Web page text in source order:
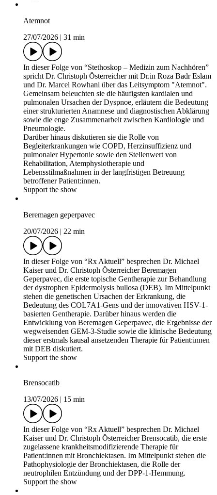
Atemnot
27/07/2026 | 31 min
In dieser Folge von “Stethoskop – Medizin zum Nachhören”
spricht Dr. Christoph Österreicher mit Dr.in Roza Badr Eslam
und Dr. Marcel Rowhani über das Leitsymptom "Atemnot".
Gemeinsam beleuchten sie die häufigsten kardialen und
pulmonalen Ursachen der Dyspnoe, erläutern die Bedeutung
einer strukturierten Anamnese und diagnostischen Abklärung
sowie die enge Zusammenarbeit zwischen Kardiologie und
Pneumologie.
Darüber hinaus diskutieren sie die Rolle von
Begleiterkrankungen wie COPD, Herzinsuffizienz und
pulmonaler Hypertonie sowie den Stellenwert von
Rehabilitation, Atemphysiotherapie und
Lebensstilmaßnahmen in der langfristigen Betreuung
betroffener Patient:innen.
Support the show
Beremagen geperpavec
20/07/2026 | 22 min
In dieser Folge von “Rx Aktuell” besprechen Dr. Michael
Kaiser und Dr. Christoph Österreicher Beremagen
Geperpavec, die erste topische Gentherapie zur Behandlung
der dystrophen Epidermolysis bullosa (DEB). Im Mittelpunkt
stehen die genetischen Ursachen der Erkrankung, die
Bedeutung des COL7A1-Gens und der innovativen HSV-1-
basierten Gentherapie. Darüber hinaus werden die
Entwicklung von Beremagen Geperpavec, die Ergebnisse der
wegweisenden GEM-3-Studie sowie die klinische Bedeutung
dieser erstmals kausal ansetzenden Therapie für Patient:innen
mit DEB diskutiert.
Support the show
Brensocatib
13/07/2026 | 15 min
In dieser Folge von “Rx Aktuell” besprechen Dr. Michael
Kaiser und Dr. Christoph Österreicher Brensocatib, die erste
zugelassene krankheitsmodifizierende Therapie für
Patient:innen mit Bronchiektasen. Im Mittelpunkt stehen die
Pathophysiologie der Bronchiektasen, die Rolle der
neutrophilen Entzündung und der DPP-1-Hemmung.
Support the show